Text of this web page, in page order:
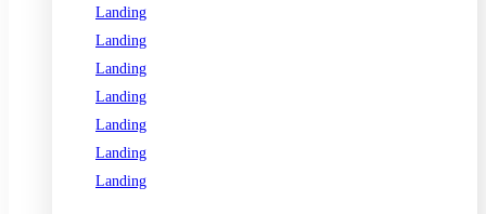
Landing
Landing
Landing
Landing
Landing
Landing
Landing